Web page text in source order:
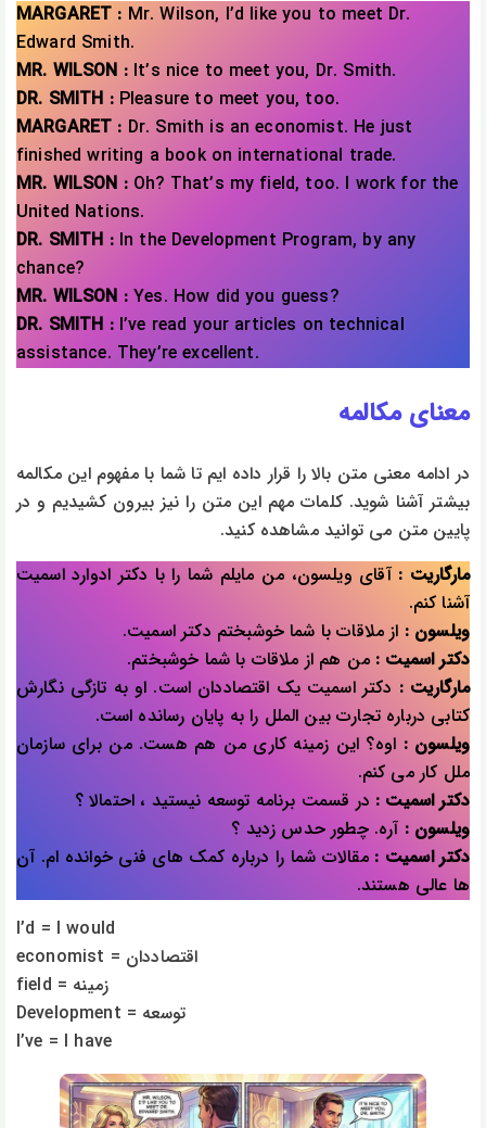
MARGARET : Mr. Wilson, I’d like you to meet Dr.
Edward Smith.
MR. WILSON :It’s nice to meet you, Dr. Smith.
DR. SMITH :Pleasure to meet you, too.
MARGARET : Dr. Smith is an economist. He just
finished writing a book on international trade.
MR. WILSON :Oh? That’s my field, too. I work for the
United Nations.
DR. SMITH :In the Development Program, by any
chance?
MR. WILSON :Yes. How did you guess?
DR. SMITH :I’ve read your articles on technical
assistance. They’re excellent.
معنای مکالمه
در ادامه معنی متن بالا را قرار داده ایم تا شما با مفهوم این مکالمه
بیشتر آشنا شوید. کلمات مهم این متن را نیز بیرون کشیدیم و در
پایین متن می توانید مشاهده کنید.
مارگاریت : آقای ویلسون، من مایلم شما را با دکتر ادوارد اسمیت
آشنا کنم.
ویلسون : از ملاقات با شما خوشبختم دکتر اسمیت.
دکتر اسمیت : من هم از ملاقات با شما خوشبختم.
مارگاریت : دکتر اسمیت یک اقتصاددان است. او به تازگی نگارش
کتابی درباره تجارت بین الملل را به پایان رسانده است.
ویلسون : اوه؟ این زمینه کاری من هم هست. من برای سازمان
ملل کار می کنم.
دکتر اسمیت : در قسمت برنامه توسعه نیستید ، احتمالا ؟
ویلسون : آره. چطور حدس زدید ؟
دکتر اسمیت : مقالات شما را درباره کمک های فنی خوانده ام. آن
ها عالی هستند.
I’d = I would
economist = اقتصاددان
field = زمینه
Development = توسعه
I’ve = I have